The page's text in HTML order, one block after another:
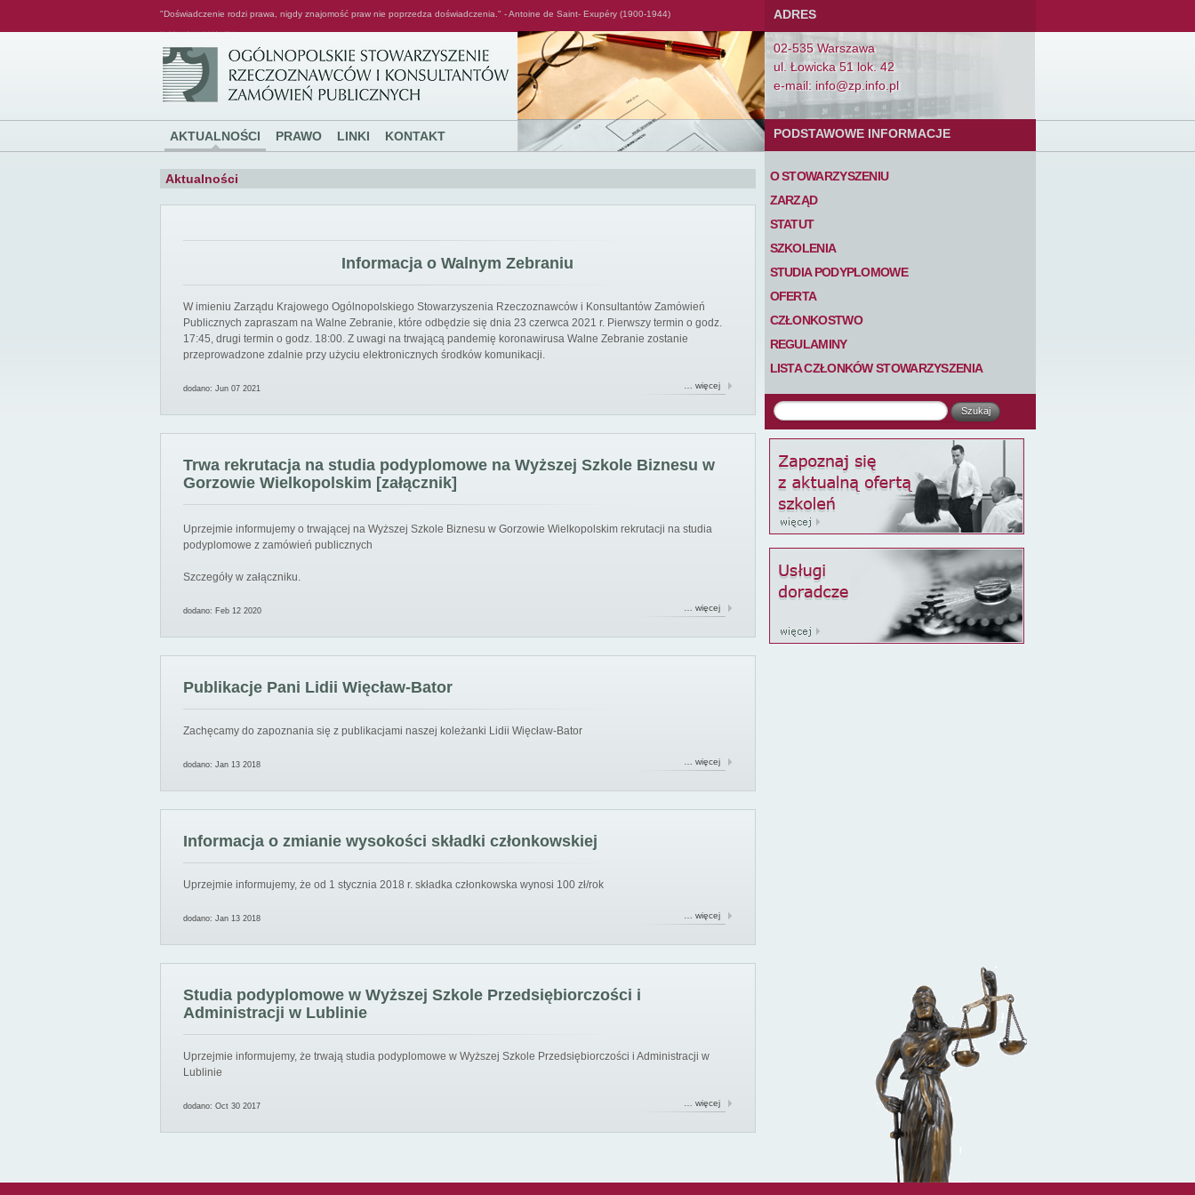
"Doświadczenie rodzi prawa, nigdy znajomość praw nie poprzedza doświadczenia." - Antoine de Saint- Exupéry (1900-1944)
AKTUALNOŚCI PRAWO LINKI KONTAKT
ADRES
02-535 Warszawa
ul. Łowicka 51 lok. 42
e-mail: info@zp.info.pl
PODSTAWOWE INFORMACJE
O STOWARZYSZENIU
ZARZĄD
STATUT
SZKOLENIA
STUDIA PODYPLOMOWE
OFERTA
CZŁONKOSTWO
REGULAMINY
LISTA CZŁONKÓW STOWARZYSZENIA
Aktualności
Informacja o Walnym Zebraniu
W imieniu Zarządu Krajowego Ogólnopolskiego Stowarzyszenia Rzeczoznawców i Konsultantów Zamówień
Publicznych zapraszam na Walne Zebranie, które odbędzie się dnia 23 czerwca 2021 r. Pierwszy termin o godz.
17:45, drugi termin o godz. 18:00. Z uwagi na trwającą pandemię koronawirusa Walne Zebranie zostanie
przeprowadzone zdalnie przy użyciu elektronicznych środków komunikacji.
dodano: Jun 07 2021 … więcej
Trwa rekrutacja na studia podyplomowe na Wyższej Szkole Biznesu w
Gorzowie Wielkopolskim [załącznik]
Uprzejmie informujemy o trwającej na Wyższej Szkole Biznesu w Gorzowie Wielkopolskim rekrutacji na studia
podyplomowe z zamówień publicznych
Szczegóły w załączniku.
dodano: Feb 12 2020 … więcej
Publikacje Pani Lidii Więcław-Bator
Zachęcamy do zapoznania się z publikacjami naszej koleżanki Lidii Więcław-Bator
dodano: Jan 13 2018 … więcej
Informacja o zmianie wysokości składki członkowskiej
Uprzejmie informujemy, że od 1 stycznia 2018 r. składka członkowska wynosi 100 zł/rok
dodano: Jan 13 2018 … więcej
Studia podyplomowe w Wyższej Szkole Przedsiębiorczości i
Administracji w Lublinie
Uprzejmie informujemy, że trwają studia podyplomowe w Wyższej Szkole Przedsiębiorczości i Administracji w
Lublinie
dodano: Oct 30 2017 … więcej